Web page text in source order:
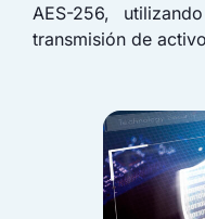
AES-256,
transmisión de